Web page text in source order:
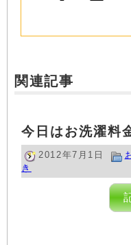
関連記事
今日はお洗濯料
2012年7月1日
き